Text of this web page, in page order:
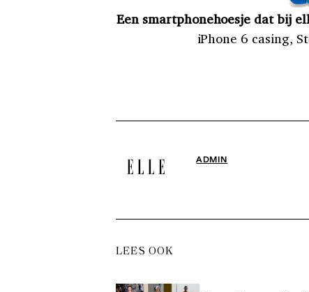
Een smartphonehoesje dat bij
iPhone 6 casing,
ADMIN
LEES OOK